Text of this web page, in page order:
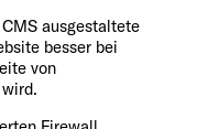
ausgestaltete
besser bei
von